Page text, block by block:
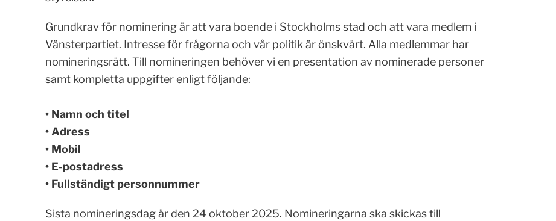
Grundkrav för nominering är att vara boende i Stockholms stad och att vara medlem i
Vänsterpartiet. Intresse för frågorna och vår politik är önskvärt. Alla medlemmar har
nomineringsrätt. Till nomineringen behöver vi en presentation av nominerade personer
samt kompletta uppgifter enligt följande:
• Namn och titel
• Adress
• Mobil
• E-postadress
• Fullständigt personnummer
Sista nomineringsdag är den 24 oktober 2025. Nomineringarna ska skickas till